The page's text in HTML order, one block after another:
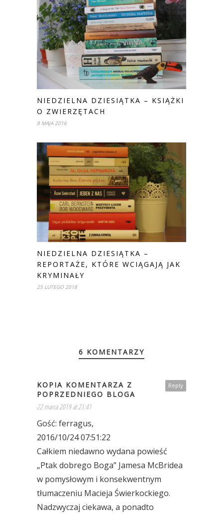
NIEDZIELNA DZIESIĄTKA – KSIĄŻKI
O ZWIERZĘTACH
8 MAJA 2016
NIEDZIELNA DZIESIĄTKA –
REPORTAŻE, KTÓRE WCIĄGAJĄ JAK
KRYMINAŁY
25 LUTEGO 2018
6 KOMENTARZY
Reply
KOPIA KOMENTARZA Z
POPRZEDNIEGO BLOGA
22 marca 2019 at 21:41
Gość: ferragus,
2016/10/24 07:51:22
Całkiem niedawno wydana powieść
„Ptak dobrego Boga” Jamesa McBridea
w pomysłowym i konsekwentnym
tłumaczeniu Macieja Świerkockiego.
Nadzwyczaj ciekawa, a ponadto